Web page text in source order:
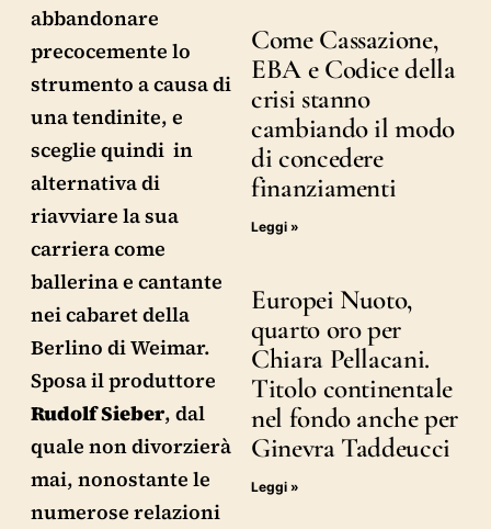
abbandonare
precocemente lo
strumento a causa di
una tendinite, e
sceglie quindi in
alternativa di
riavviare la sua
carriera come
ballerina e cantante
nei cabaret della
Berlino di Weimar.
Sposa il produttore
Rudolf Sieber, dal
quale non divorzierà
mai, nonostante le
numerose relazioni
Come Cassazione,
EBA e Codice della
crisi stanno
cambiando il modo
di concedere
finanziamenti
Leggi »
Europei Nuoto,
quarto oro per
Chiara Pellacani.
Titolo continentale
nel fondo anche per
Ginevra Taddeucci
Leggi »